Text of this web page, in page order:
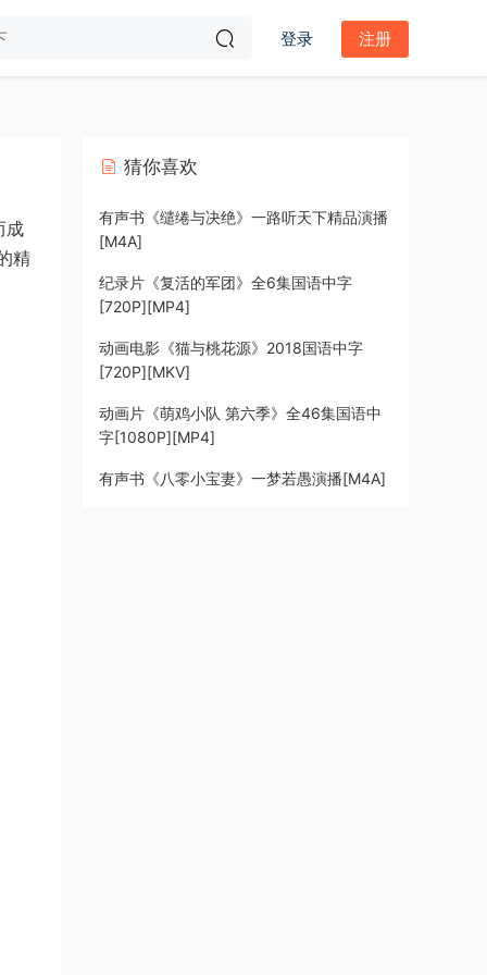
登录 注册
成
精
猜你喜欢
有声书《缱绻与决绝》一路听天下精品演播
[M4A]
纪录片《复活的军团》全6集国语中字
[720P][MP4]
动画电影《猫与桃花源》2018国语中字
[720P][MKV]
动画片《萌鸡小队 第六季》全46集国语中
字[1080P][MP4]
有声书《八零小宝妻》一梦若愚演播[M4A]